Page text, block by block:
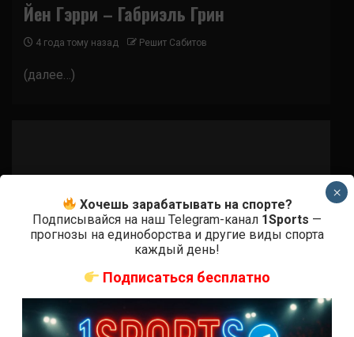
Йен Гэрри – Габриэль Грин
4 года тому назад Решит Сабитов
(далее…)
Хочешь зарабатывать на спорте?
Подписывайся на наш Telegram-канал 1Sports —
прогнозы на единоборства и другие виды спорта
каждый день!
Подписаться бесплатно
×